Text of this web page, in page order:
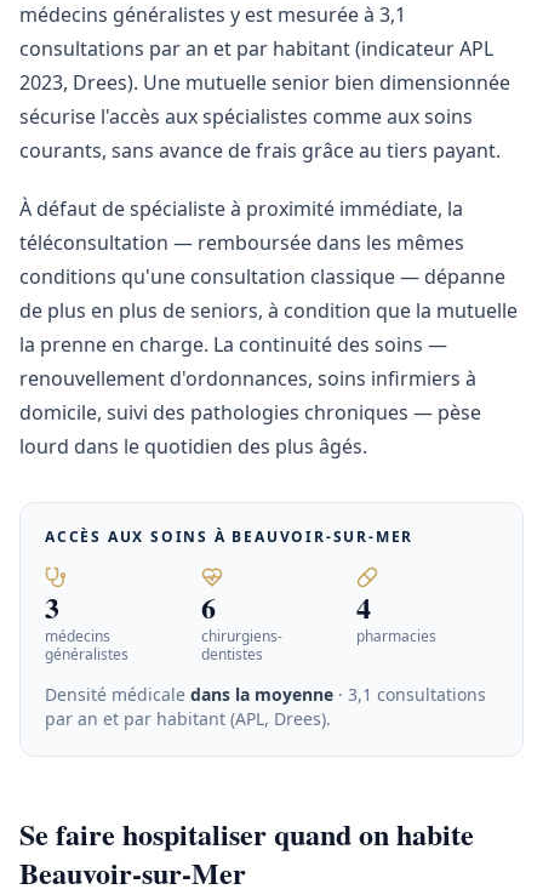
médecins généralistes y est mesurée à 3,1
consultations par an et par habitant (indicateur APL
2023, Drees). Une mutuelle senior bien dimensionnée
sécurise l'accès aux spécialistes comme aux soins
courants, sans avance de frais grâce au tiers payant.
À défaut de spécialiste à proximité immédiate, la
téléconsultation — remboursée dans les mêmes
conditions qu'une consultation classique — dépanne
de plus en plus de seniors, à condition que la mutuelle
la prenne en charge. La continuité des soins —
renouvellement d'ordonnances, soins infirmiers à
domicile, suivi des pathologies chroniques — pèse
lourd dans le quotidien des plus âgés.
ACCÈS AUX SOINS À BEAUVOIR-SUR-MER
3
médecins
généralistes
6
chirurgiens-
dentistes
4
pharmacies
Densité médicale dans la moyenne · 3,1 consultations
par an et par habitant (APL, Drees).
Se faire hospitaliser quand on habite
Beauvoir-sur-Mer